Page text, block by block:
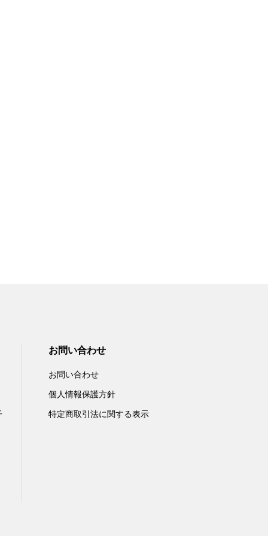
お問い合わせ
お問い合わせ
個人情報保護方針
特定商取引法に関する表示​